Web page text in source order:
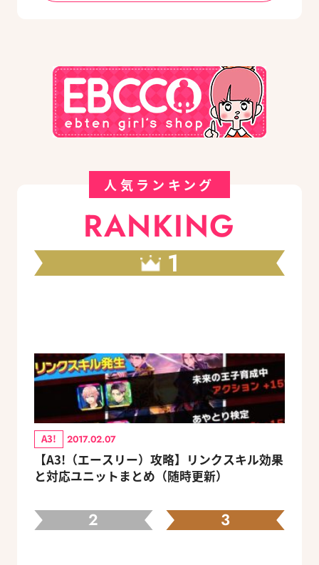
人気ランキング
RANKING
1
A3! 2017.02.07
【A3!（エースリー）攻略】リンクスキル効果
と対応ユニットまとめ（随時更新）
2 3